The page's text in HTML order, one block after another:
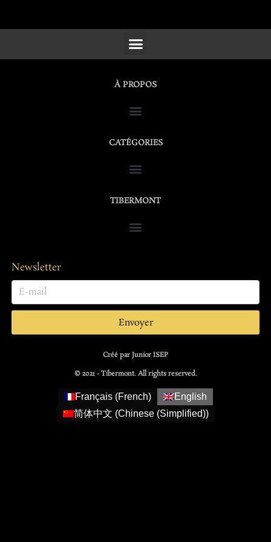
À PROPOS
CATÉGORIES
TIBERMONT
Newsletter
Envoyer
Créé par Junior ISEP
© 2021 - Tibermont. All rights reserved.
Français (French)
English
简体中文 (Chinese (Simplified))